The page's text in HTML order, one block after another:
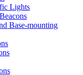
Lights
Base-mounting